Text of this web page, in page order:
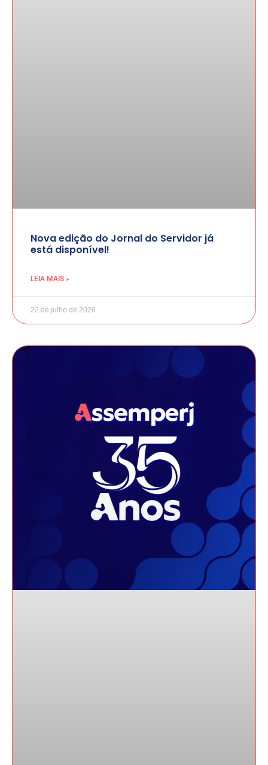
Nova edição do Jornal do Servidor já
está disponível!
LEIA MAIS »
22 de julho de 2026